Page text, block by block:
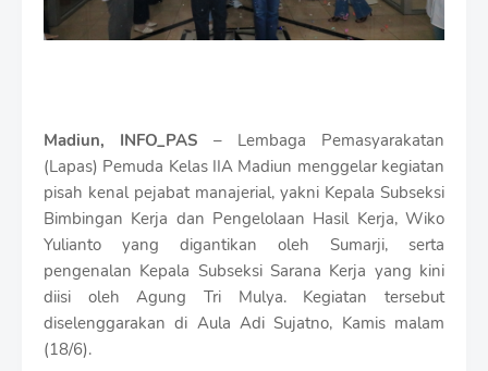
Madiun, INFO_PAS – Lembaga Pemasyarakatan
(Lapas) Pemuda Kelas IIA Madiun menggelar kegiatan
pisah kenal pejabat manajerial, yakni Kepala Subseksi
Bimbingan Kerja dan Pengelolaan Hasil Kerja, Wiko
Yulianto yang digantikan oleh Sumarji, serta
pengenalan Kepala Subseksi Sarana Kerja yang kini
diisi oleh Agung Tri Mulya. Kegiatan tersebut
diselenggarakan di Aula Adi Sujatno, Kamis malam
(18/6).
e
W
i
t
h
S
h
r
o
f
f
T
e